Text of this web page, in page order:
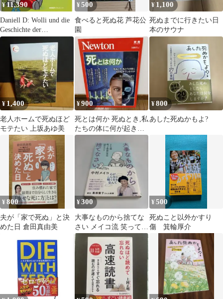
¥11,390
Daniell D: Wolli und die
Geschichte der
Erstbesteigung
¥500
食べると死ぬ花 芦花公
園
¥ 1,100
死ぬまでに行きたい日
本のサウナ
¥1,400
老人ホームで死ぬほど
モテたい 上坂あゆ美
¥900
死とは何か 死ぬとき,私
たちの体に何が起きて
いるのか
¥800
あした死ぬかもよ?
¥800
夫が「家で死ぬ」と決
めた日 倉田真由美
¥300
大事なものから捨てな
さい メイコ流 笑って死
ぬための33のヒント
中村メイコ
¥500
死ぬこと以外かすり
傷 箕輪厚介